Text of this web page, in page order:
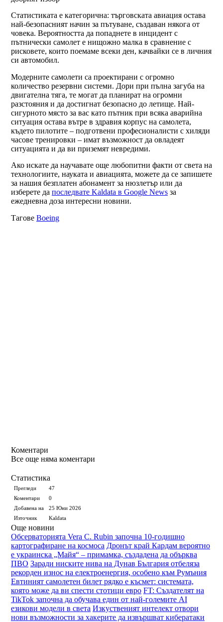
Статистиката е категорична: търговската авиация остава
най-безопасният начин за пътуване, създаван някога от
човека. Вероятността да попаднете в инцидент с
пътнически самолет е нищожно малка в сравнение с
рисковете, които поемаме всеки ден, качвайки се в личния
си автомобил.
Модерните самолети са проектирани с огромно
количество резервни системи. Дори при пълна загуба на
двигателна тяга, те могат да планират на огромни
разстояния и да достигнат безопасно до летище. Най-
сигурното място за вас като пътник при всяка аварийна
ситуация остава вътре в здравия корпус на самолета,
където пилотите – подготвени професионалисти с хиляди
часове тренировки – имат възможност да овладеят
ситуацията и да ви приземят невредими.
Ако искате да научавате още любопитни факти от света на
технологиите, науката и авиацията, можете да се запишете
за нашия безплатен абонамент за нюзлетър или да
изберете да последвате Kaldata в Google News за
ежедневна доза интересни новини.
Тагове Boeing
Коментари
Все още няма коментари
Статистика
Прегледи
47
Коментари
0
Добавена на
25 Юни 2026
Източник
Kaldata
Още новини
Обсерваторията Vera C. Rubin започна 10-годишно
картографиране на космоса Дронът край Кардам вероятно
е украинска „Майя“ – примамка, създадена да обърква
ПВО Заради ниските нива на Дунав България отбеляза
рекорден износ на електроенергия, особено към Румъния
Евтиният самолетен билет рядко е късмет: системата,
която може да ви спести стотици евро FT: Създателят на
TikTok започна да обучава един от най-големите AI
езикови модели в света Изкуственият интелект отвори
нови възможности за хакерите да извършват кибератаки